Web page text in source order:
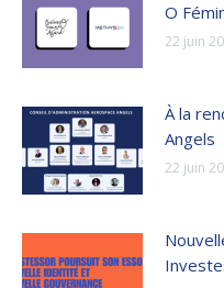
O
22 juin
À la
Angels
22 juin